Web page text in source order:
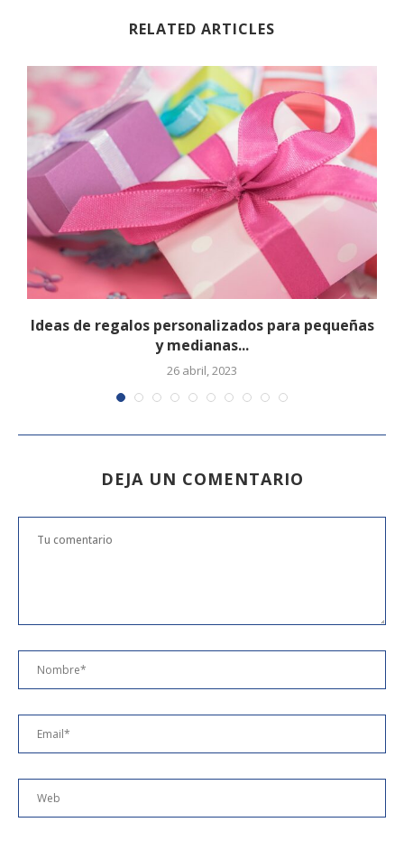
RELATED ARTICLES
Ideas de regalos personalizados para pequeñas
y medianas...
26 abril, 2023
DEJA UN COMENTARIO